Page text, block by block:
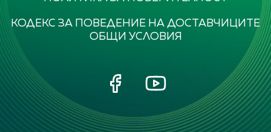
КОДЕКС ЗА ПОВЕДЕНИЕ НА ДОСТАВЧИЦИТЕ
ОБЩИ УСЛОВИЯ